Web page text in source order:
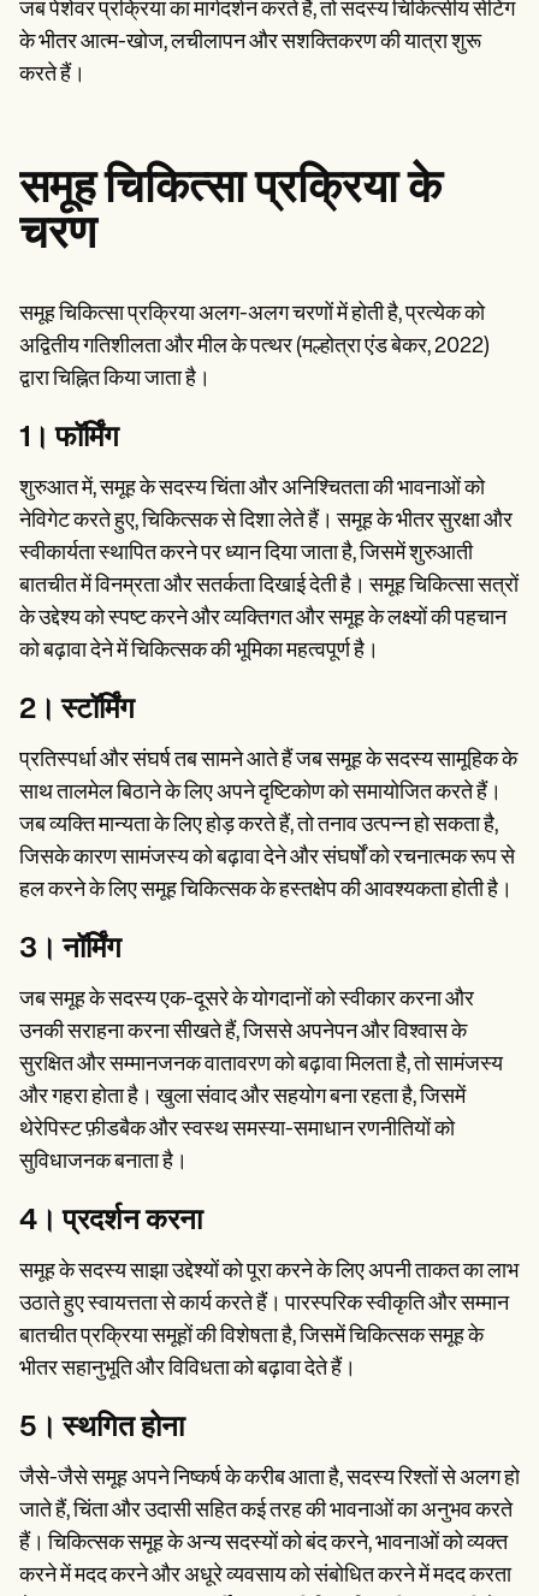
जब पेशेवर प्रक्रिया का मार्गदर्शन करते हैं, तो सदस्य चिकित्सीय सेटिंग
के भीतर आत्म-खोज, लचीलापन और सशक्तिकरण की यात्रा शुरू
करते हैं।
समूह चिकित्सा प्रक्रिया के
चरण
समूह चिकित्सा प्रक्रिया अलग-अलग चरणों में होती है, प्रत्येक को
अद्वितीय गतिशीलता और मील के पत्थर (मल्होत्रा एंड बेकर, 2022)
द्वारा चिह्नित किया जाता है।
1। फॉर्मिंग
शुरुआत में, समूह के सदस्य चिंता और अनिश्चितता की भावनाओं को
नेविगेट करते हुए, चिकित्सक से दिशा लेते हैं। समूह के भीतर सुरक्षा और
स्वीकार्यता स्थापित करने पर ध्यान दिया जाता है, जिसमें शुरुआती
बातचीत में विनम्रता और सतर्कता दिखाई देती है। समूह चिकित्सा सत्रों
के उद्देश्य को स्पष्ट करने और व्यक्तिगत और समूह के लक्ष्यों की पहचान
को बढ़ावा देने में चिकित्सक की भूमिका महत्वपूर्ण है।
2। स्टॉर्मिंग
प्रतिस्पर्धा और संघर्ष तब सामने आते हैं जब समूह के सदस्य सामूहिक के
साथ तालमेल बिठाने के लिए अपने दृष्टिकोण को समायोजित करते हैं।
जब व्यक्ति मान्यता के लिए होड़ करते हैं, तो तनाव उत्पन्न हो सकता है,
जिसके कारण सामंजस्य को बढ़ावा देने और संघर्षों को रचनात्मक रूप से
हल करने के लिए समूह चिकित्सक के हस्तक्षेप की आवश्यकता होती है।
3। नॉर्मिंग
जब समूह के सदस्य एक-दूसरे के योगदानों को स्वीकार करना और
उनकी सराहना करना सीखते हैं, जिससे अपनेपन और विश्वास के
सुरक्षित और सम्मानजनक वातावरण को बढ़ावा मिलता है, तो सामंजस्य
और गहरा होता है। खुला संवाद और सहयोग बना रहता है, जिसमें
थेरेपिस्ट फ़ीडबैक और स्वस्थ समस्या-समाधान रणनीतियों को
सुविधाजनक बनाता है।
4। प्रदर्शन करना
समूह के सदस्य साझा उद्देश्यों को पूरा करने के लिए अपनी ताकत का लाभ
उठाते हुए स्वायत्तता से कार्य करते हैं। पारस्परिक स्वीकृति और सम्मान
बातचीत प्रक्रिया समूहों की विशेषता है, जिसमें चिकित्सक समूह के
भीतर सहानुभूति और विविधता को बढ़ावा देते हैं।
5। स्थगित होना
जैसे-जैसे समूह अपने निष्कर्ष के करीब आता है, सदस्य रिश्तों से अलग हो
जाते हैं, चिंता और उदासी सहित कई तरह की भावनाओं का अनुभव करते
हैं। चिकित्सक समूह के अन्य सदस्यों को बंद करने, भावनाओं को व्यक्त
करने में मदद करने और अधूरे व्यवसाय को संबोधित करने में मदद करता